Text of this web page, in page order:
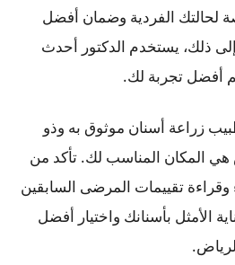
الفردية وضمان أفضل
إلى ذلك، يستخدم الدكتور أحدث
أفضل تجربة لك.
زراعة أسنان موثوق به وذو
المكان المناسب لك. تأكد من
تقييمات المرضى السابقين
الأمثل بأسنانك واختيار أفضل